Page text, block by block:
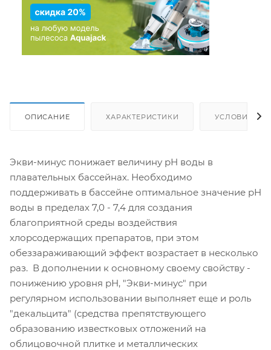
ОПИСАНИЕ ХАРАКТЕРИСТИКИ УСЛОВИЯ
Экви-минус понижает величину рН воды в
плавательных бассейнах. Необходимо
поддерживать в бассейне оптимальное значение рН
воды в пределах 7,0 - 7,4 для создания
благоприятной среды воздействия
хлорсодержащих препаратов, при этом
обеззараживающий эффект возрастает в несколько
раз. В дополнении к основному своему свойству -
понижению уровня рН, "Экви-минус" при
регулярном использовании выполняет еще и роль
"декальцита" (средства препятствующего
образованию известковых отложений на
облицовочной плитке и металлических